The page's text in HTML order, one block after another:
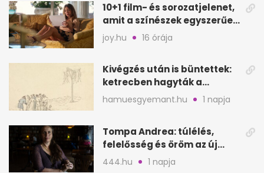
10+1 film- és sorozatjelenet,
amit a színészek egyszerűen
visszautasítottak
joy.hu 16 órája
Kivégzés után is büntettek:
ketrecben hagyták a
holttesteket
hamuesgyemant.hu 1 napja
Tompa Andrea: túlélés,
felelősség és öröm az új
regény tükrében
444.hu 1 napja